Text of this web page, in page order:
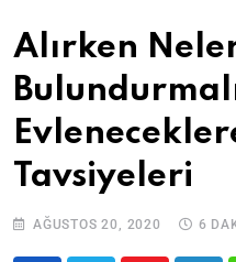
Alırken
Tavsiyeleri
AĞUSTOS 20, 2020 6